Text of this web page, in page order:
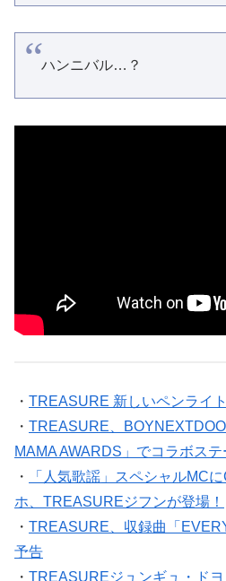
ハンニバル…？
・ TREASURE 新しいペンライ
・ TREASURE、
MAMA AWARDS」でコラボス
・
「人気歌謡」スペシャルMC
ホ、TREASUREジフンが登場！
・ TREASURE、収録曲「
予告
・ TREASUREジュンギュ・ド